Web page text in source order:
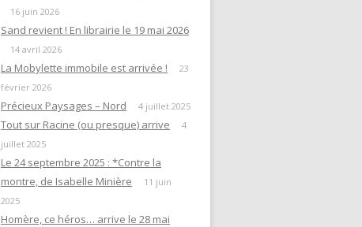
16 juin 2026
Sand revient ! En librairie le 19 mai 2026
14 avril 2026
La Mobylette immobile est arrivée !
23
février 2026
Précieux Paysages – Nord 4 juillet 2025
Tout sur Racine (ou presque) arrive
4
juillet 2025
Le 24 septembre 2025 : *Contre la
montre, de Isabelle Minière
11 juin
2025
Homère, ce héros… arrive le 28 mai